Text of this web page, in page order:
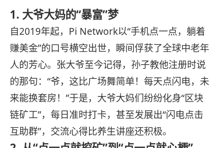
1. 大爷大妈的“暴富”梦
自2019年起，Pi Network以“手机点一点，躺着
赚美金”的口号横空出世，瞬间俘获了全球中老年
人的芳心。张大爷至今记得，孙子教他注册时说
的那句：“爷，这比广场舞简单！每天点闪电，未
来能换套房！”于是，大爷大妈们纷纷化身“区块
链矿工”，每日准时打卡，甚至发展出“闪电点击
互助群”，交流心得比养生讲座还积极。